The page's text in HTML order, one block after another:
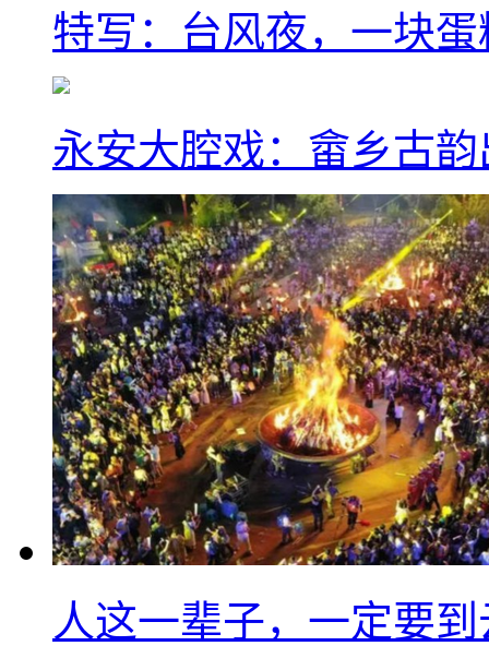
特写：台风夜，一块
永安大腔戏：畲乡古
人这一辈子，一定要